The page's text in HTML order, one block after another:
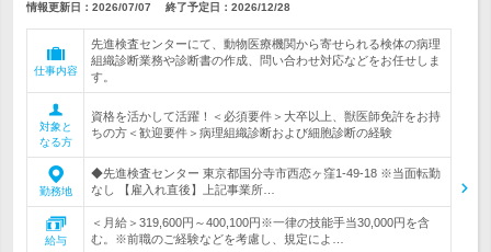
情報更新日：2026/07/07 終了予定日： 2026/12/28
仕事内容
先進検査センターにて、動物医療機関から寄せられる検体の病理
組織診断業務や診断書の作成、問い合わせ対応などをお任せしま
す。
対象と
なる方
資格を活かして活躍！＜必須要件＞大卒以上、獣医師免許をお持
ちの方＜歓迎要件＞病理組織診断および細胞診断の経験
勤務地
◆先進検査センター 東京都国分寺市西恋ヶ窪1-49-18 ※当面転勤
なし 【雇入れ直後】上記事業所…
給与
＜月給＞319,600円～400,100円※一律の技能手当30,000円を含
む。※前職のご経験などを考慮し、規定によ…